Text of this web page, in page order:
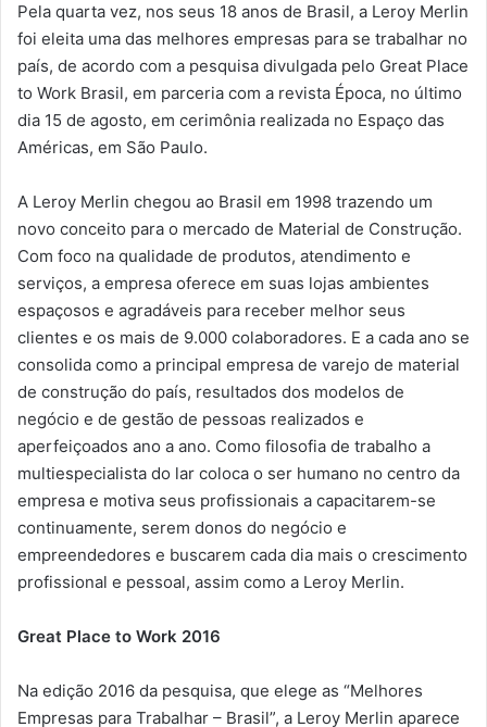
Pela quarta vez, nos seus 18 anos de Brasil, a Leroy Merlin
foi eleita uma das melhores empresas para se trabalhar no
país, de acordo com a pesquisa divulgada pelo Great Place
to Work Brasil, em parceria com a revista Época, no último
dia 15 de agosto, em cerimônia realizada no Espaço das
Américas, em São Paulo.
A Leroy Merlin chegou ao Brasil em 1998 trazendo um
novo conceito para o mercado de Material de Construção.
Com foco na qualidade de produtos, atendimento e
serviços, a empresa oferece em suas lojas ambientes
espaçosos e agradáveis para receber melhor seus
clientes e os mais de 9.000 colaboradores. E a cada ano se
consolida como a principal empresa de varejo de material
de construção do país, resultados dos modelos de
negócio e de gestão de pessoas realizados e
aperfeiçoados ano a ano. Como filosofia de trabalho a
multiespecialista do lar coloca o ser humano no centro da
empresa e motiva seus profissionais a capacitarem-se
continuamente, serem donos do negócio e
empreendedores e buscarem cada dia mais o crescimento
profissional e pessoal, assim como a Leroy Merlin.
Great Place to Work 2016
Na edição 2016 da pesquisa, que elege as “Melhores
Empresas para Trabalhar – Brasil”, a Leroy Merlin aparece